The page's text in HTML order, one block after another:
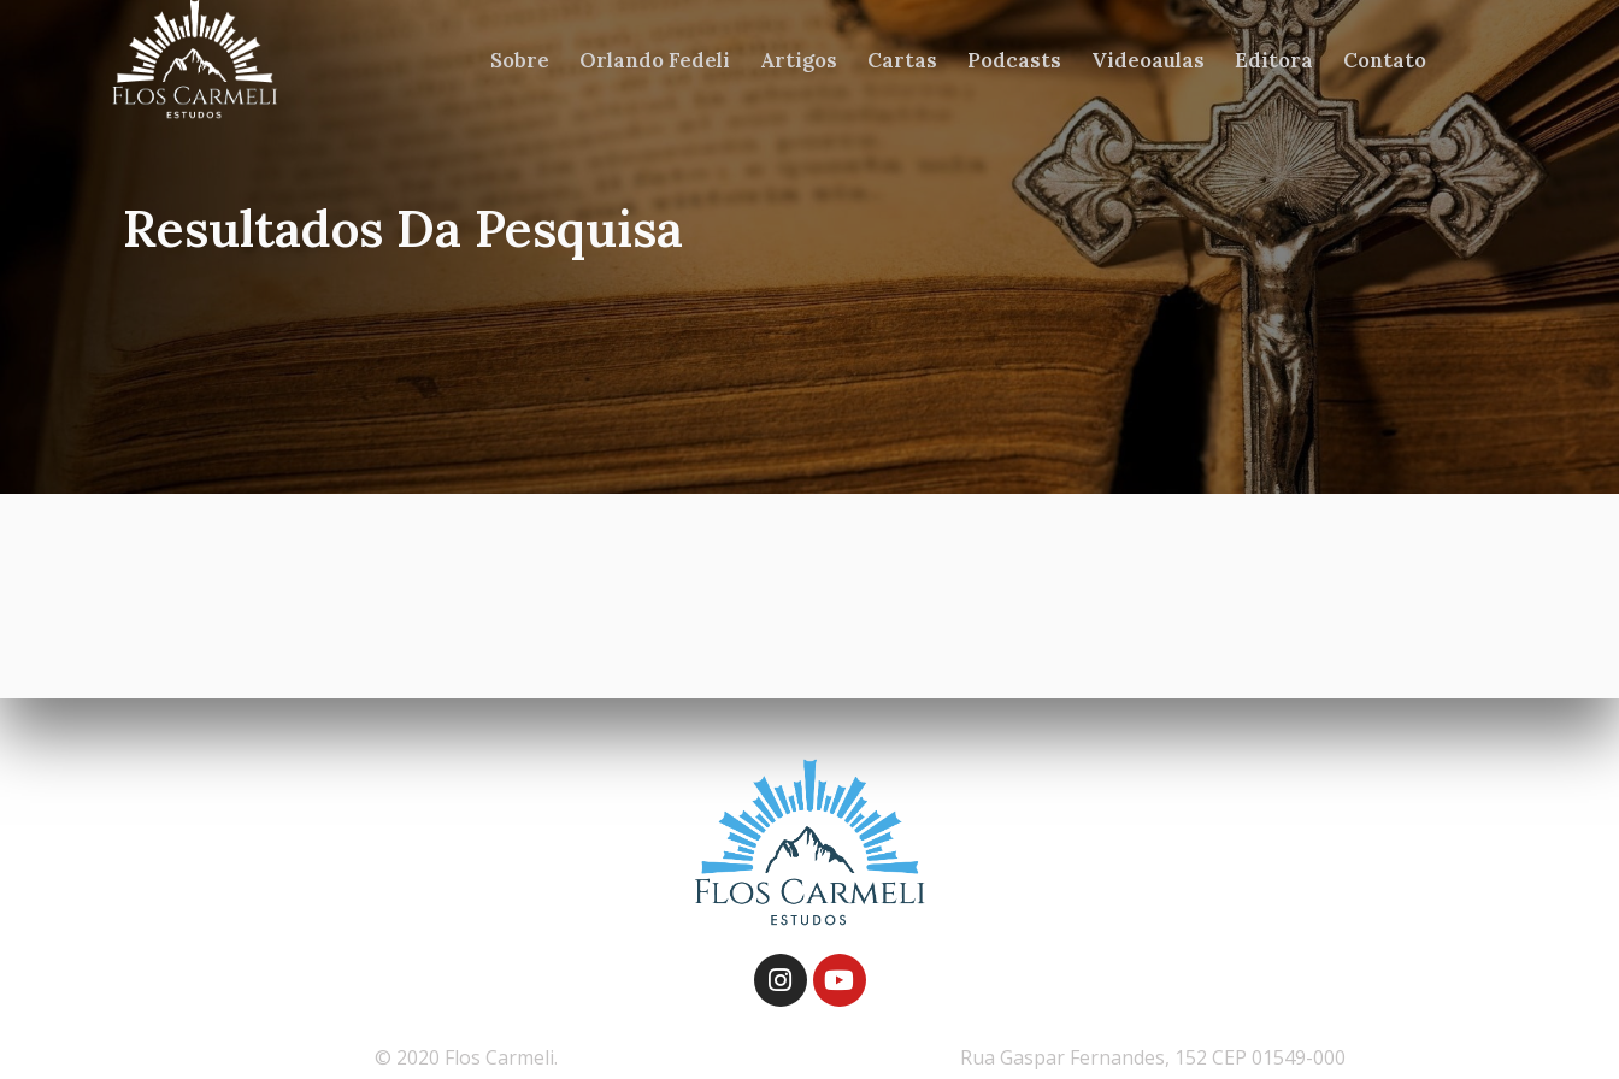
Sobre Orlando Fedeli Artigos Cartas Podcasts Videoaulas Editora Contato
Resultados Da Pesquisa
© 2020 Flos Carmeli. Rua Gaspar Fernandes, 152 CEP 01549-000